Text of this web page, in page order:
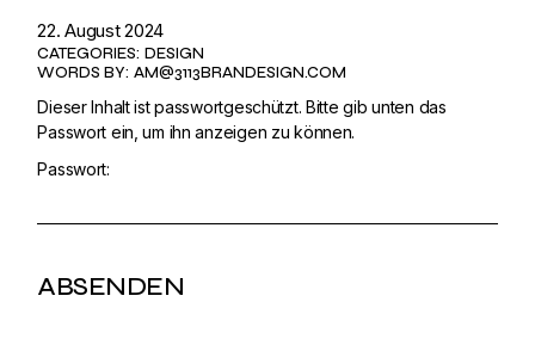
22. August 2024
CATEGORIES: DESIGN
WORDS BY: AM@3113BRANDESIGN.COM
Dieser Inhalt ist passwortgeschützt. Bitte gib unten das
Passwort ein, um ihn anzeigen zu können.
Passwort: